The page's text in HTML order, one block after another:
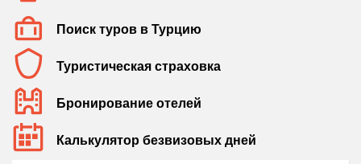
Поиск туров в Турцию
Туристическая страховка
Бронирование отелей
Калькулятор безвизовых дней